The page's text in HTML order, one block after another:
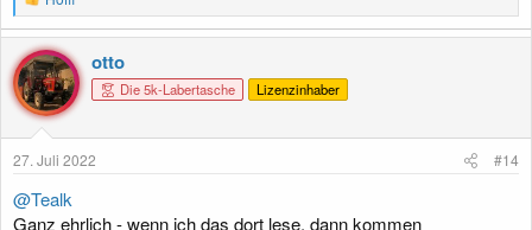
e
a
k
t
i
o
n
n
otto
Die 5k-Labertasche Lizenzinhaber
27. Juli 2022 #14
@Tealk
Ganz ehrlich - wenn ich das dort lese, dann kommen